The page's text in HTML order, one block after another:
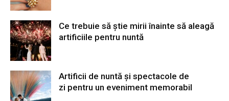
Ce trebuie să știe mirii înainte să aleagă
artificiile pentru nuntă
Artificii de nuntă și spectacole de
zi pentru un eveniment memorabil